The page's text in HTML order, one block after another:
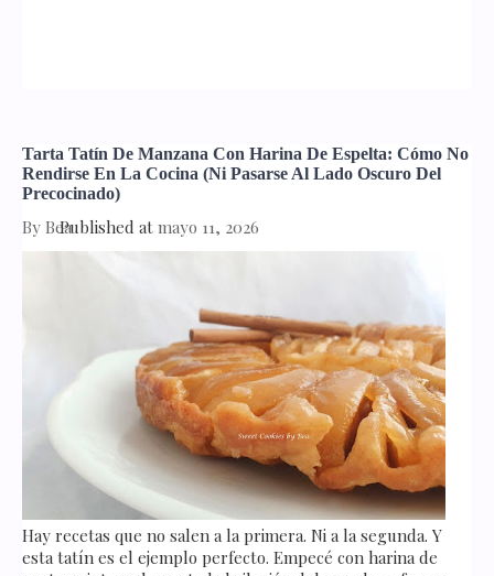
Tarta Tatín De Manzana Con Harina De Espelta: Cómo No
Rendirse En La Cocina (ni Pasarse Al Lado Oscuro Del
Precocinado)
By BeaPublished at mayo 11, 2026
Hay recetas que no salen a la primera. Ni a la segunda. Y
esta tatín es el ejemplo perfecto. Empecé con harina de